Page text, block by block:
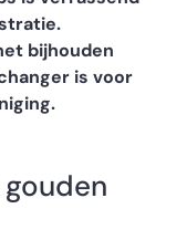
bijhouden
is voor